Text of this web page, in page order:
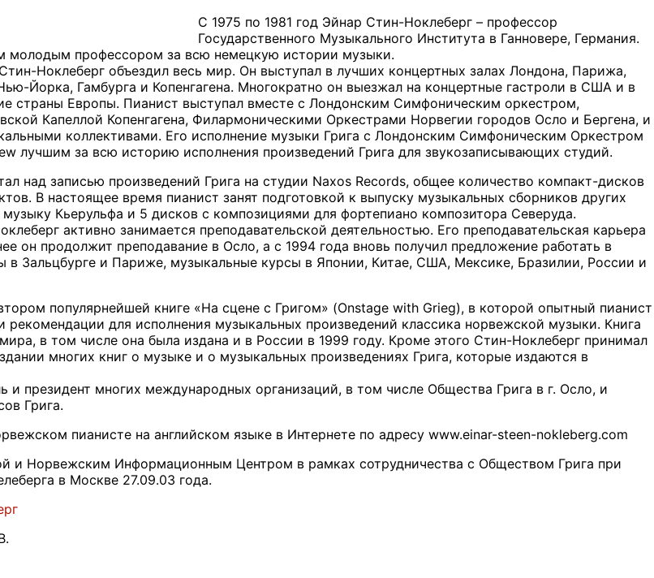
С 1975 по 1981 год Эйнар Стин-Ноклеберг – профессор
Государственного Музыкального Института в Ганновере, Германия.
молодым профессором за всю немецкую истории музыки.
Ноклеберг объездил весь мир. Он выступал в лучших концертных залах Лондона, Парижа,
Йорка, Гамбурга и Копенгагена. Многократно он выезжал на концертные гастроли в США и в
страны Европы. Пианист выступал вместе с Лондонским Симфоническим оркестром,
Капеллой Копенгагена, Филармоническими Оркестрами Норвегии городов Осло и Бергена, и
коллективами. Его исполнение музыки Грига с Лондонским Симфоническим Оркестром
лучшим за всю историю исполнения произведений Грига для звукозаписывающих студий.
над записью произведений Грига на студии Naxos Records, общее количество компакт-дисков
В настоящее время пианист занят подготовкой к выпуску музыкальных сборников других
Кьерульфа и 5 дисков с композициями для фортепиано композитора Северуда.
активно занимается преподавательской деятельностью. Его преподавательская карьера
он продолжит преподавание в Осло, а с 1994 года вновь получил предложение работать в
в Зальцбурге и Париже, музыкальные курсы в Японии, Китае, США, Мексике, Бразилии, России и
популярнейшей книге «На сцене с Григом» (Onstage with Grieg), в которой опытный пианист
для исполнения музыкальных произведений классика норвежской музыки. Книга
в том числе она была издана и в России в 1999 году. Кроме этого Стин-Ноклеберг принимал
многих книг о музыке и о музыкальных произведениях Грига, которые издаются в
и президент многих международных организаций, в том числе Общества Грига в г. Осло, и
Грига.
пианисте на английском языке в Интернете по адресу www.einar-steen-nokleberg.com
и Норвежским Информационным Центром в рамках сотрудничества с Обществом Грига при
в Москве 27.09.03 года.